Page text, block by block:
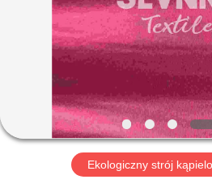
PRODUKTY
POKAZ
O
Ekologiczny strój